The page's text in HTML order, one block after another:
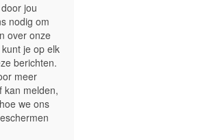
jou
nodig om
over onze
je op elk
berichten.
meer
kan melden,
we ons